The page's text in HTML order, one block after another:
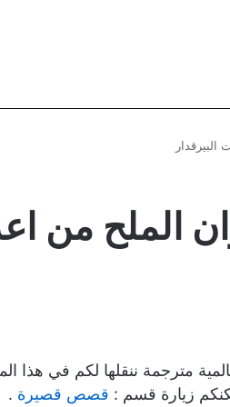
الملح من
مترجمة ننقلها لكم في هذا
زيارة قسم : قصص قصيرة .